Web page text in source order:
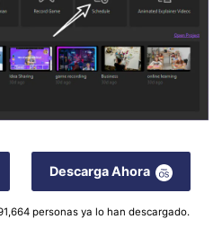
Descarga Ahora
personas ya lo han descargado.